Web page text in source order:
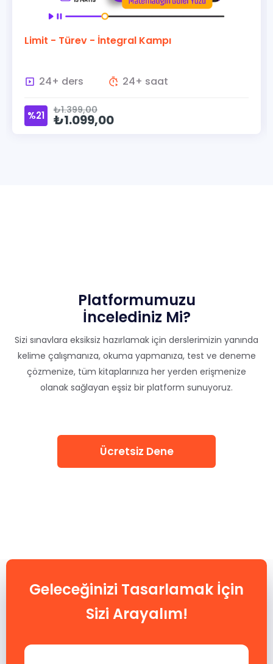
Limit - Türev - İntegral Kampı
24+ ders 24+ saat
₺1.399,00
₺1.099,00
%21
Platformumuzu
İncelediniz Mi?
Sizi sınavlara eksiksiz hazırlamak için derslerimizin yanında
kelime çalışmanıza, okuma yapmanıza, test ve deneme
çözmenize, tüm kitaplarınıza her yerden erişmenize
olanak sağlayan eşsiz bir platform sunuyoruz.
Ücretsiz Dene
Geleceğinizi Tasarlamak İçin
Sizi Arayalım!